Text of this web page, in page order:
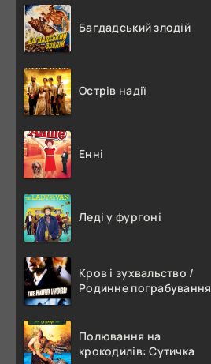
Багдадський злодій
Острів надії
Енні
Леді у фургоні
Кров і зухвальство /
Родинне пограбування
Полювання на
крокодилів: Сутичка